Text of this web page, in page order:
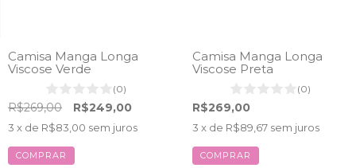
Camisa Manga Longa
Viscose Verde
(0)
R$269,00 R$249,00
3 x de R$83,00 sem juros
COMPRAR
Camisa Manga Longa
Viscose Preta
(0)
R$269,00
3 x de R$89,67 sem juros
COMPRAR